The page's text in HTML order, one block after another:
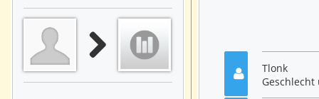
Tlonk